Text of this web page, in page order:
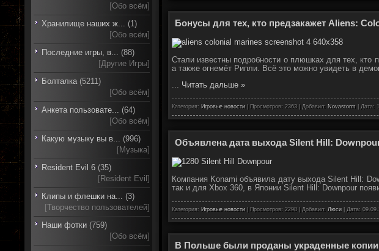
[Обо всём]
Хранилище наших ж... (1)
[Обо всём]
Последние игры, в... (88)
[Другие Игры]
Болталка (5211)
[Обо всём]
Анкета пользовате... (64)
[Обо всём]
Какую музыку вы в... (996)
[Музыка]
Resident Evil 6 (35)
[Resident Evil ]
Клипы и флешки на... (3)
[Творчество пользователей]
Наши фотки (759)
[Обо всём]
Бонусы для тех, кто предзакажет Aliens:
Стали известны подробности о плюшках для тех, кто
а также огнемёт Рипли. Всё это можно увидеть в
Читать дальше »
Категория: Игровые новости| Просмотров: 2363 | Добавил: Novastorm| Дата:
Объявлена дата выхода Silent Hill:
Компания Konami объявила дату выхода Silent Hill:
так и для Xbox 360, в Японии Silent Hill: Downpour
Категория: Игровые новости| Просмотров: 2298 | Добавил: Люси| Дата:
В Польше были проданы украденные копии